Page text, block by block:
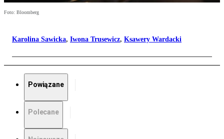
Foto: Bloomberg
Karolina Sawicka, Iwona Trusewicz, Ksawery Wardacki
Powiązane
Polecane